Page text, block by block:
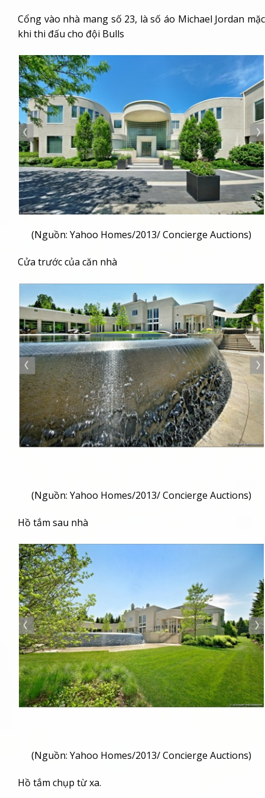
Cổng vào nhà mang số 23, là số áo Michael Jordan mặc
khi thi đấu cho đội Bulls
(Nguồn: Yahoo Homes/2013/ Concierge Auctions)
Cửa trước của căn nhà
(Nguồn: Yahoo Homes/2013/ Concierge Auctions)
Hồ tắm sau nhà
(Nguồn: Yahoo Homes/2013/ Concierge Auctions)
Hồ tắm chụp từ xa.